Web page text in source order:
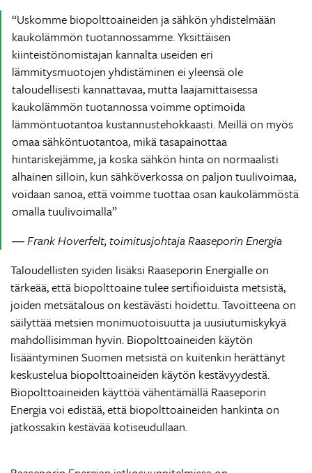
Uskomme biopolttoaineiden ja sähkön yhdistelmään
kaukolämmön tuotannossamme. Yksittäisen
kiinteistönomistajan kannalta useiden eri
lämmitysmuotojen yhdistäminen ei yleensä ole
taloudellisesti kannattavaa, mutta laajamittaisessa
kaukolämmön tuotannossa voimme optimoida
lämmöntuotantoa kustannustehokkaasti. Meillä on myös
omaa sähköntuotantoa, mikä tasapainottaa
hintariskejämme, ja koska sähkön hinta on normaalisti
alhainen silloin, kun sähköverkossa on paljon tuulivoimaa,
voidaan sanoa, että voimme tuottaa osan kaukolämmöstä
omalla tuulivoimalla
Frank Hoverfelt, toimitusjohtaja Raaseporin Energia
Taloudellisten syiden lisäksi Raaseporin Energialle on
tärkeää, että biopolttoaine tulee sertifioiduista metsistä,
joiden metsätalous on kestävästi hoidettu. Tavoitteena on
säilyttää metsien monimuotoisuutta ja uusiutumiskykyä
mahdollisimman hyvin. Biopolttoaineiden käytön
lisääntyminen Suomen metsistä on kuitenkin herättänyt
keskustelua biopolttoaineiden käytön kestävyydestä.
Biopolttoaineiden käyttöä vähentämällä Raaseporin
Energia voi edistää, että biopolttoaineiden hankinta on
jatkossakin kestävää kotiseudullaan.